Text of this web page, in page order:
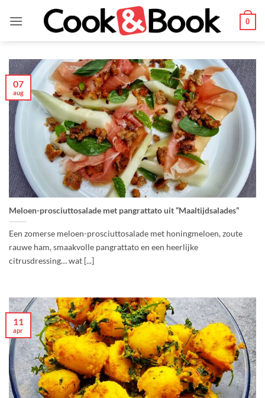
naar
0
Meloen-prosciuttosalade met pangrattato uit “Maaltijdsalades”
Een zomerse meloen-prosciuttosalade met honingmeloen, zoute
rauwe ham, smaakvolle pangrattato en een heerlijke
citrusdressing… wat [...]
07
aug
11
apr